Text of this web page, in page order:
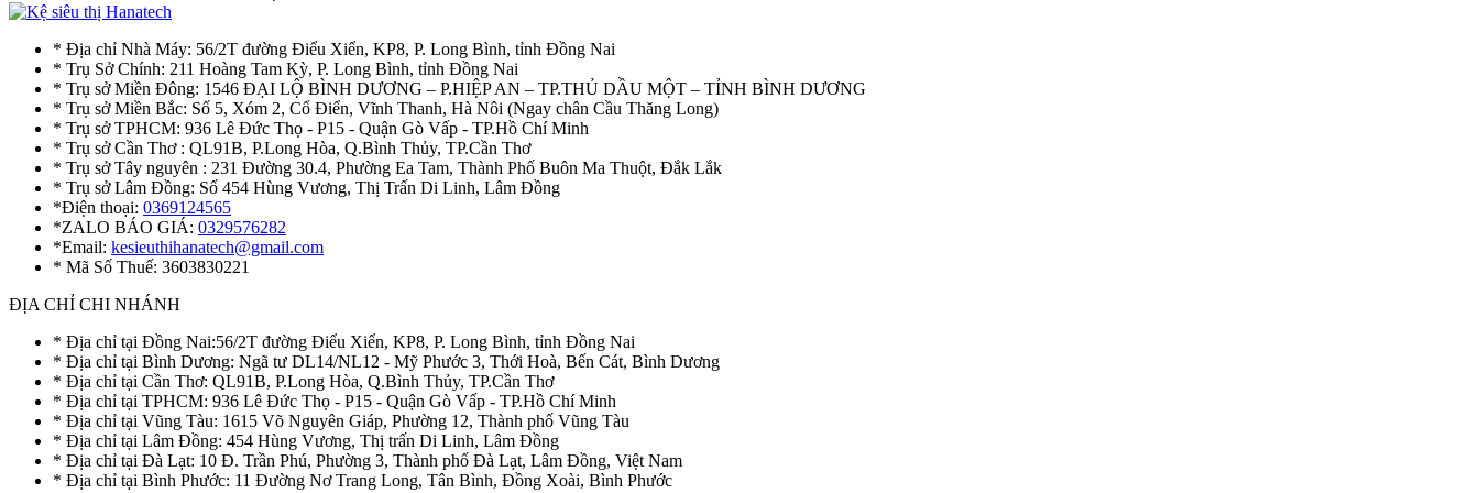
* Địa chỉ Nhà Máy: 56/2T đường Điểu Xiển, KP8, P. Long Bình, tỉnh Đồng Nai
* Trụ Sở Chính: 211 Hoàng Tam Kỳ, P. Long Bình, tỉnh Đồng Nai
* Trụ sở Miền Đông: 1546 ĐẠI LỘ BÌNH DƯƠNG – P.HIỆP AN – TP.THỦ DẦU MỘT – TỈNH BÌNH DƯƠNG
* Trụ sở Miền Bắc: Số 5, Xóm 2, Cổ Điển, Vĩnh Thanh, Hà Nôi (Ngay chân Cầu Thăng Long)
* Trụ sở TPHCM: 936 Lê Đức Thọ - P15 - Quận Gò Vấp - TP.Hồ Chí Minh
* Trụ sở Cần Thơ : QL91B, P.Long Hòa, Q.Bình Thủy, TP.Cần Thơ
* Trụ sở Tây nguyên : 231 Đường 30.4, Phường Ea Tam, Thành Phố Buôn Ma Thuột, Đắk Lắk
* Trụ sở Lâm Đồng: Số 454 Hùng Vương, Thị Trấn Di Linh, Lâm Đồng
*Điện thoại: 0369124565
*ZALO BÁO GIÁ: 0329576282
*Email: kesieuthihanatech@gmail.com
* Mã Số Thuế: 3603830221
ĐỊA CHỈ CHI NHÁNH
* Địa chỉ tại Đồng Nai:56/2T đường Điểu Xiển, KP8, P. Long Bình, tỉnh Đồng Nai
* Địa chỉ tại Bình Dương: Ngã tư DL14/NL12 - Mỹ Phước 3, Thới Hoà, Bến Cát, Bình Dương
* Địa chỉ tại Cần Thơ: QL91B, P.Long Hòa, Q.Bình Thủy, TP.Cần Thơ
* Địa chỉ tại TPHCM: 936 Lê Đức Thọ - P15 - Quận Gò Vấp - TP.Hồ Chí Minh
* Địa chỉ tại Vũng Tàu: 1615 Võ Nguyên Giáp, Phường 12, Thành phố Vũng Tàu
* Địa chỉ tại Lâm Đồng: 454 Hùng Vương, Thị trấn Di Linh, Lâm Đồng
* Địa chỉ tại Đà Lạt: 10 Đ. Trần Phú, Phường 3, Thành phố Đà Lạt, Lâm Đồng, Việt Nam
* Địa chỉ tại Bình Phước: 11 Đường Nơ Trang Long, Tân Bình, Đồng Xoài, Bình Phước